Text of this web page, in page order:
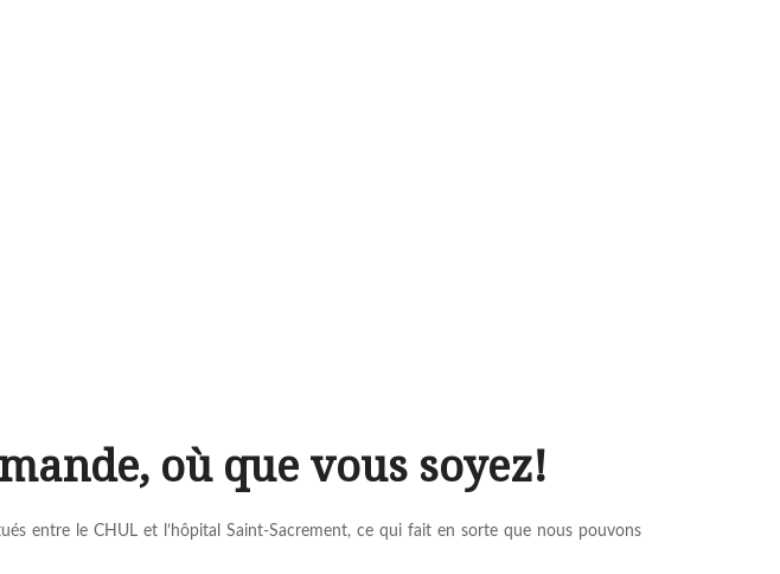
où que vous soyez!
entre le CHUL et l’hôpital Saint-Sacrement, ce qui fait en sorte que nous pouvons